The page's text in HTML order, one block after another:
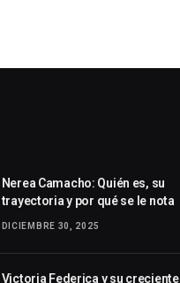
Nerea Camacho: Quién es, su
trayectoria y por qué se le nota
DICIEMBRE 30, 2025
Victoria Federica y su creciente